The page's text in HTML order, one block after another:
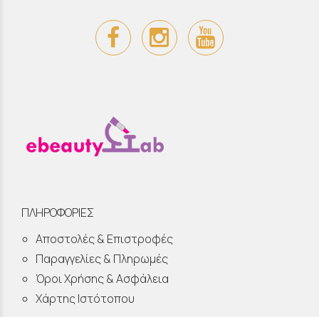
ΠΛΗΡΟΦΟΡΙΕΣ
Αποστολές & Επιστροφές
Παραγγελίες & Πληρωμές
Όροι Χρήσης & Ασφάλεια
Χάρτης Ιστότοπου